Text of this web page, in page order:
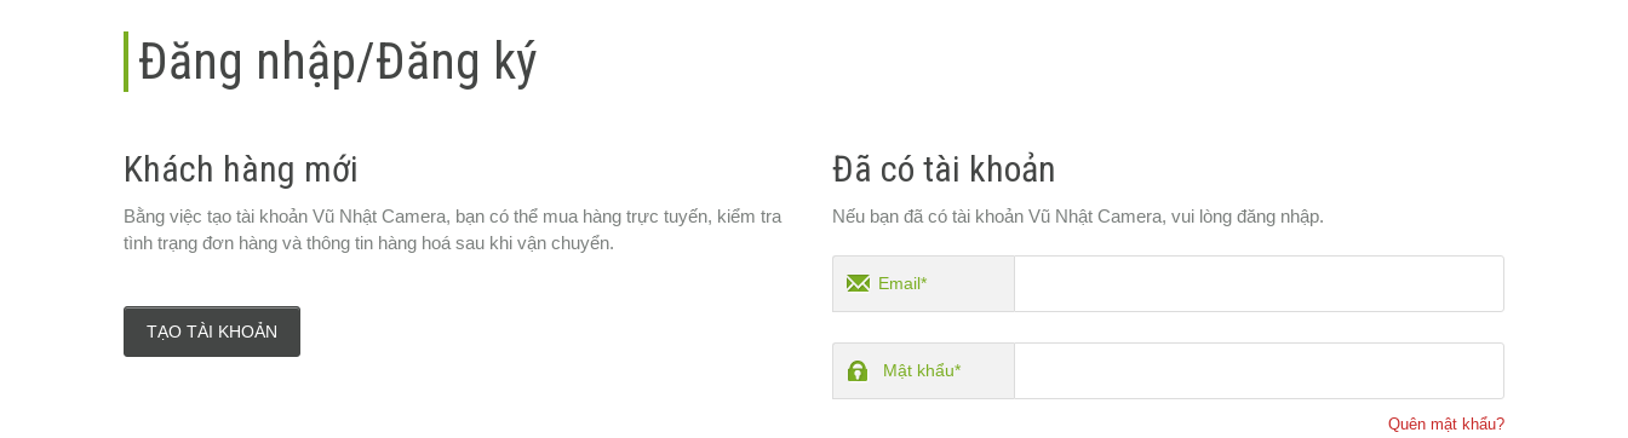
Đăng nhập/Đăng ký
Khách hàng mới
Bằng việc tạo tài khoản Vũ Nhật Camera, bạn có thể mua hàng trực tuyến, kiểm tra
tình trạng đơn hàng và thông tin hàng hoá sau khi vận chuyển.
TẠO TÀI KHOẢN
Đã có tài khoản
Nếu bạn đã có tài khoản Vũ Nhật Camera, vui lòng đăng nhập.
Email*
Mật khẩu*
Quên mật khẩu?